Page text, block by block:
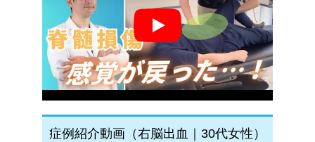
Play
症例紹介動画（右脳出血｜30代女性）